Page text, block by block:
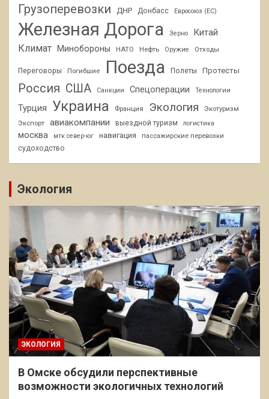
Грузоперевозки ДНР Донбасс Евросоюз (ЕС)
Железная Дорога Зерно Китай
Климат Минобороны НАТО Нефть Оружие Отходы
Переговоры Погибшие Поезда Полеты Протесты
Россия США Санкции Спецоперации Технологии
Турция Украина Франция Экология
Экотуризм
Экспорт
авиакомпании выездной туризм логистика
москва мтк север-юг навигация
пассажирские перевозки
судоходство
Экология
ЭКОЛОГИЯ
В Омске обсудили перспективные
возможности экологичных технологий